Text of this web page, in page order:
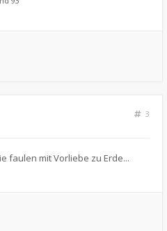
3
faulen mit Vorliebe zu Erde...